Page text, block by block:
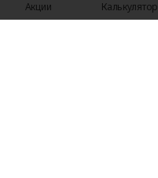
Акции Калькулятор